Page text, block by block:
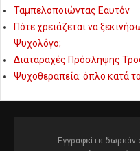
Ταμπελοποιώντας Εαυτόν
Πότε χρειάζεται να
Ψυχολόγο;
Διαταραχές Πρόσληψης
Ψυχοθεραπεία: όπλο κατά
Εγγραφείτε δωρεάν